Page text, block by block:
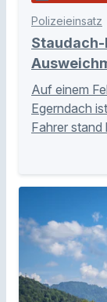
Polizeieinsatz
Auf einem
Egerndach
Fahrer